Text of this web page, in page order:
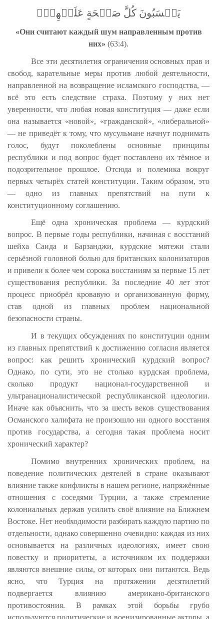
يَحۡسَبُونَ كُلَّ صَيۡحَةٍ عَلَيۡهِمۡۚ
«Они считают каждый шум направленным против
них» (63:4).
Все эти десятилетия ограничения основных прав и
свобод, карательные меры против любой деятельности,
направленной на возвращение исламского господства, —
всё это есть следствие страха. Поэтому у них нет
уверенности, что любая новая конституция — даже если
она называется «новой», «гражданской», «либеральной»
— не приведёт к тому, что мусульмане начнут поднимать
голос, будут поколеблены основные принципы
республики и под вопрос будет поставлено их тёмное и
подозрительное прошлое. Отсюда и полемика вокруг
первых четырёх статей конституции. Таким образом, это
— одно из главных препятствий на пути к
конституционному соглашению.
Ещё одна хроническая проблема — курдский
вопрос. В первые годы республики, начиная с восстаний
шейха Саида и Барзанджи, курдские мятежи стали
серьёзной головной болью для британских колонизаторов
и привели к более чем сорока восстаниям за первые 15 лет
существования республики. За последние 40 лет этот
процесс приобрёл кровавую и организованную форму,
став одной из главных проблем национальной
безопасности страны.
И в текущих обсуждениях по конституции одним
из главных препятствий к достижению согласия является
вопрос: как решить хронический курдский вопрос?
Однако, по сути, это не столько курдская проблема,
сколько продукт национал-государственной и
ультранационалистической республиканской идеологии.
Иначе как объяснить, что за шесть веков существования
Османского халифата не произошло ни одного восстания
против государства, а сегодня такая проблема носит
хронический характер?
Помимо внутренних хронических проблем, на
поведение политических деятелей в стране оказывают
влияние также конфликты в нашем регионе, напряжённые
отношения с соседями Турции, а также стремление
колониальных держав усилить своё влияние на Ближнем
Востоке. Нет необходимости разбирать каждую партию по
отдельности, однако совершенно очевидно: каждая из них
основывается на различных идеологиях, имеет свою
повестку и приоритеты, а источником их поддержки
являются внешние силы, от которых они питаются. Ведь
ясно, что Турция на протяжении десятилетий
подвергается влиянию американо-британского
противостояния. В рамках этой борьбы грубо
используются политические и военизированные акторы, а